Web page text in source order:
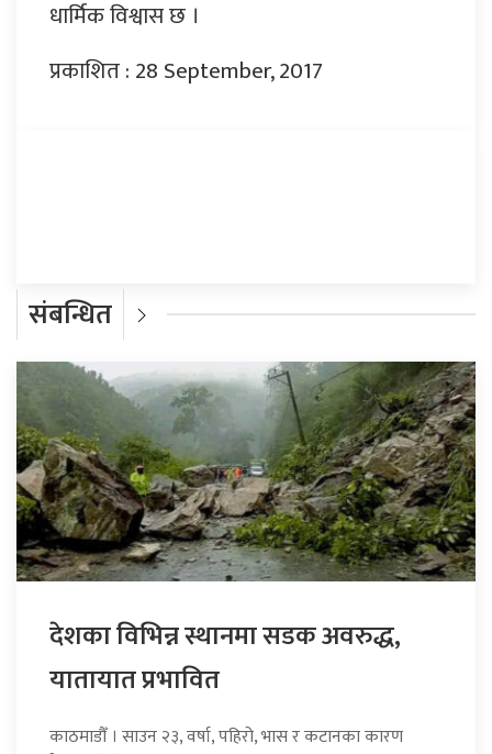
धार्मिक विश्वास छ ।
प्रकाशित : 28 September, 2017
संबन्धित
देशका विभिन्न स्थानमा सडक अवरुद्ध,
यातायात प्रभावित
काठमाडौँ । साउन २३, वर्षा, पहिरो, भास र कटानका कारण